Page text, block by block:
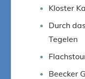
Kloster
Durch
Tegelen
Beecker